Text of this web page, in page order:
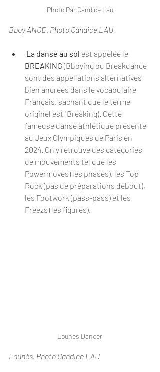
Photo Par Candice Lau
Bboy ANGE. Photo Candice LAU
La danse au sol est appelée le
BREAKING (Bboying ou Breakdance
sont des appellations alternatives
bien ancrées dans le vocabulaire
Français, sachant que le terme
originel est "Breaking). Cette
fameuse danse athlétique présente
au Jeux Olympiques de Paris en
2024. On y retrouve des catégories
de mouvements tel que les
Powermoves (les phases), les Top
Rock (pas de préparations debout),
les Footwork (pass-pass) et les
Freezs (les figures).
Lounes Dancer
Lounès. Photo Candice LAU